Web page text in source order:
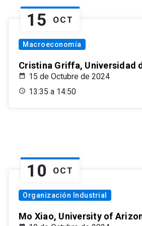
15 OCT
Macroeconomía
Cristina Griffa, Universidad
15 de Octubre de 2024
13:35 a 14:50
10 OCT
Organización Industrial
Mo Xiao, University of